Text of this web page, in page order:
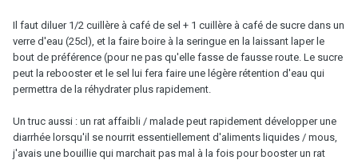
Il faut diluer 1/2 cuillère à café de sel + 1 cuillère à café de sucre dans un
verre d'eau (25cl), et la faire boire à la seringue en la laissant laper le
bout de préférence (pour ne pas qu'elle fasse de fausse route. Le sucre
peut la rebooster et le sel lui fera faire une légère rétention d'eau qui
permettra de la réhydrater plus rapidement.
Un truc aussi : un rat affaibli / malade peut rapidement développer une
diarrhée lorsqu'il se nourrit essentiellement d'aliments liquides / mous,
j'avais une bouillie qui marchait pas mal à la fois pour booster un rat